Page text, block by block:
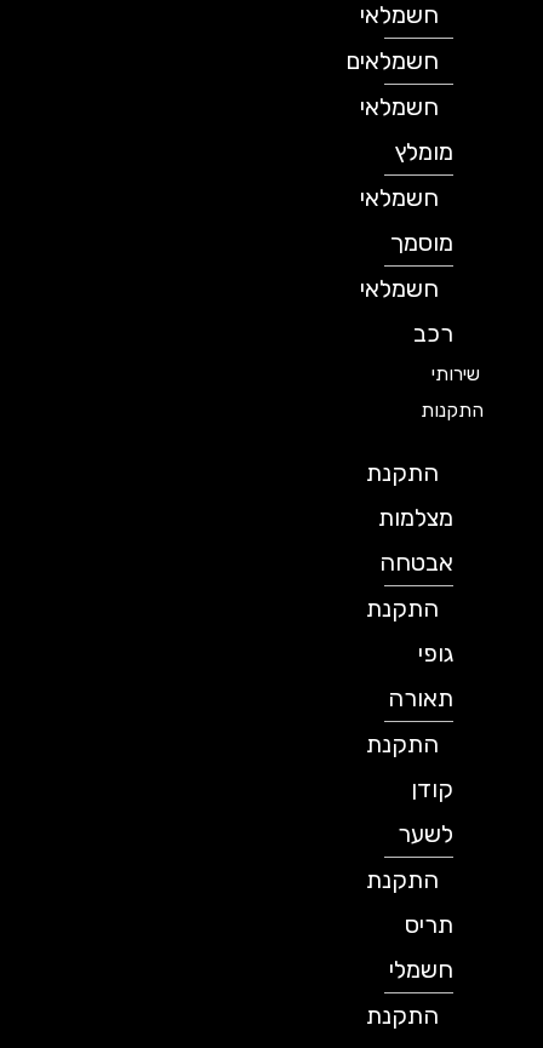
חשמלאי
חשמלאים
חשמלאי
מומלץ
חשמלאי
מוסמך
חשמלאי
שירותי
התקנות
התקנת
מצלמות
אבטחה
התקנת
תאורה
התקנת
לשער
התקנת
תריס
חשמלי
התקנת